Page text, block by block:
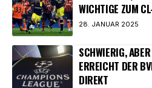
WICHTIGE ZUM
28. JANUAR 2025
SCHWIERIG,
ERREICHT DER
DIREKT